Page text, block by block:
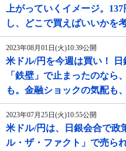
上がっていくイメージ。
し、どこで買えばいいかを
2023年08月01日(火)10:39公開
米ドル/円を今週は買い！
「鉄壁」で止まったのなら
も。金融ショックの気配も
2023年07月25日(火)10:55公開
米ドル/円は、日銀会合で政
ル・ザ・ファクト」で売ら